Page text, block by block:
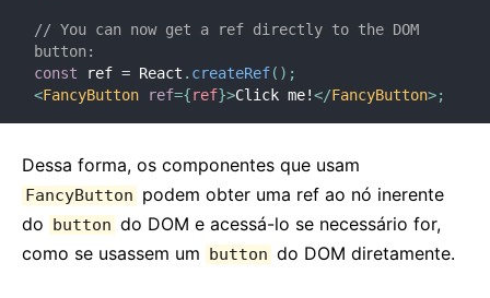
// You can now get a ref directly to the DOM
button:
const ref = React . createRef( ) ;
<FancyButton ref={ref}>Click me!</FancyButton>;
Dessa forma, os componentes que usam
FancyButton podem obter uma ref ao nó inerente
do button do DOM e acessá-lo se necessário for,
como se usassem um button do DOM diretamente.